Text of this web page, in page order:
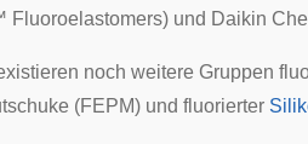
Fluoroelastomers) und Daikin
noch weitere Gruppen
(FEPM) und fluorierter